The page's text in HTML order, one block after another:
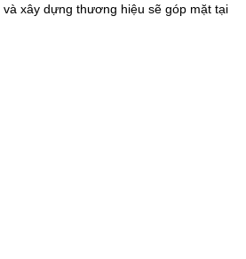
xây dựng thương hiệu sẽ góp mặt tại